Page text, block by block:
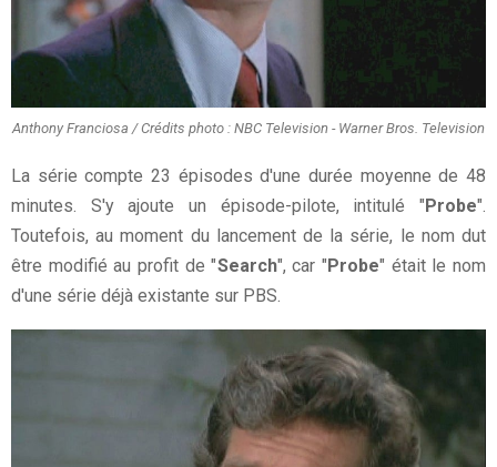
Anthony Franciosa / Crédits photo : NBC Television - Warner Bros. Television
La série compte 23 épisodes d'une durée moyenne de 48
minutes. S'y ajoute un épisode-pilote, intitulé "Probe".
Toutefois, au moment du lancement de la série, le nom dut
être modifié au profit de "Search", car "Probe" était le nom
d'une série déjà existante sur PBS.